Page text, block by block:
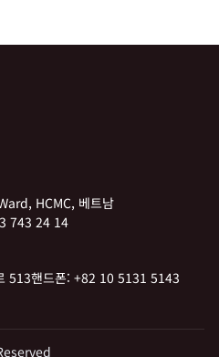
HCMC, 베트남
743 24 14
513핸드폰: +82 10 5131 5143